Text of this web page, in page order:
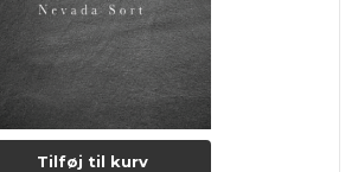
Tilføj til kurv